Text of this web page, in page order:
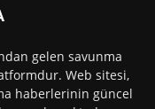
gelen savunma
Web sitesi,
haberlerinin güncel